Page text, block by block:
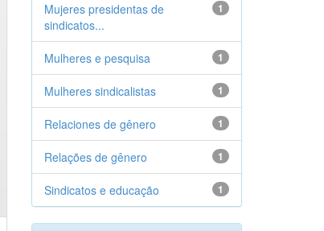
1
Mujeres presidentas de
sindicatos...
1
Mulheres e pesquisa
1
Mulheres sindicalistas
1
Relaciones de gênero
1
Relações de gênero
1
Sindicatos e educação